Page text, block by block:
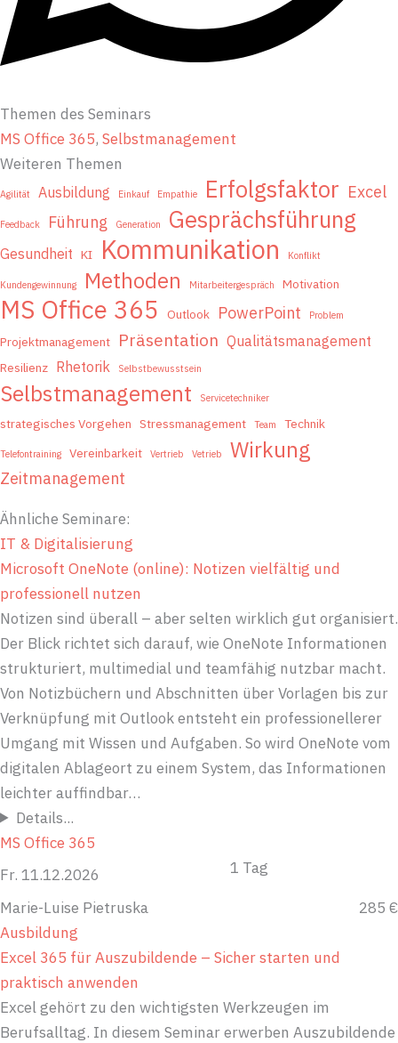
Themen des Seminars
MS Office 365, Selbstmanagement
Weiteren Themen
Agilität Ausbildung Einkauf Empathie Erfolgsfaktor Excel
Feedback Führung Generation Gesprächsführung
Gesundheit KI Kommunikation Konflikt
Kundengewinnung Methoden Mitarbeitergespräch Motivation
MS Office 365 Outlook PowerPoint Problem
Projektmanagement Präsentation Qualitätsmanagement
Resilienz Rhetorik Selbstbewusstsein
Selbstmanagement Servicetechniker
strategisches Vorgehen Stressmanagement Team Technik
Telefontraining Vereinbarkeit Vertrieb Vetrieb Wirkung
Zeitmanagement
Ähnliche Seminare:
IT & Digitalisierung
Microsoft OneNote (online): Notizen vielfältig und
professionell nutzen
Notizen sind überall – aber selten wirklich gut organisiert.
Der Blick richtet sich darauf, wie OneNote Informationen
strukturiert, multimedial und teamfähig nutzbar macht.
Von Notizbüchern und Abschnitten über Vorlagen bis zur
Verknüpfung mit Outlook entsteht ein professionellerer
Umgang mit Wissen und Aufgaben. So wird OneNote vom
digitalen Ablageort zu einem System, das Informationen
leichter auffindbar…
Details...
MS Office 365
Fr. 11.12.2026
1 Tag
Marie-Luise Pietruska
285 €
Ausbildung
Excel 365 für Auszubildende – Sicher starten und
praktisch anwenden
Excel gehört zu den wichtigsten Werkzeugen im
Berufsalltag. In diesem Seminar erwerben Auszubildende